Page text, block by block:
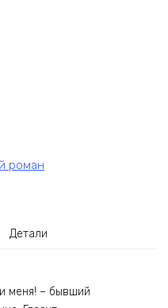
роман
Детали
меня! – бывший